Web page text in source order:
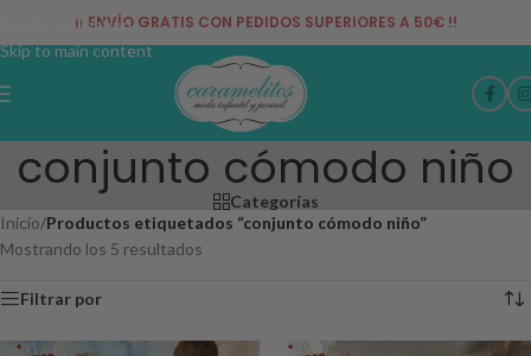
Skip to navigation
Skip to main content
¡¡ ENVÍO GRATIS CON PEDIDOS SUPERIORES A 50€ !!
conjunto cómodo niño
Categorías
Inicio/Productos etiquetados “conjunto cómodo niño”
Mostrando los 5 resultados
Filtrar por